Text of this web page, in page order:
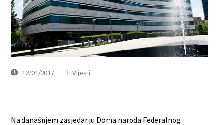
12/01/2017 Vijesti
Na današnjem zasjedanju Doma naroda Federalnog